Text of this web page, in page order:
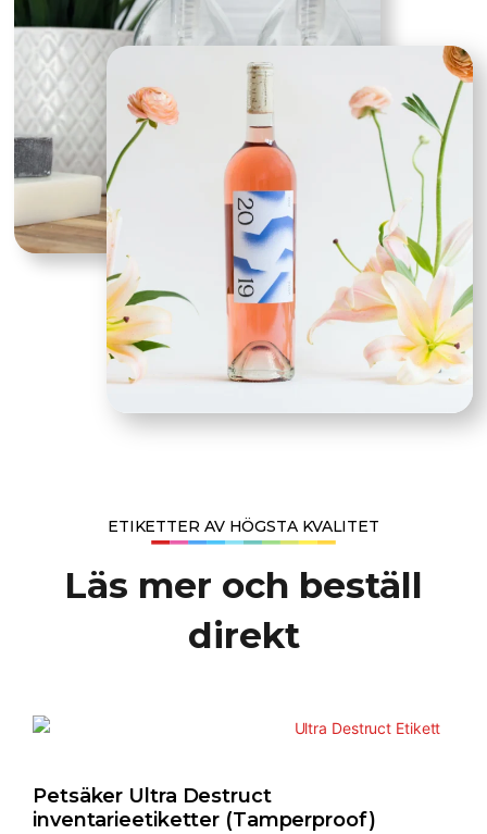
ETIKETTER AV HÖGSTA KVALITET
Läs mer och beställ
direkt
Petsäker Ultra Destruct
inventarieetiketter (Tamperproof)